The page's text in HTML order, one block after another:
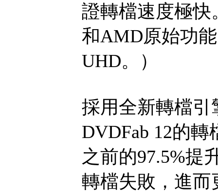
證轉檔速度極
和AMD原始功
UHD。）
採用全新轉檔
DVDFab 12的
之前的97.5%提
轉檔失敗，進